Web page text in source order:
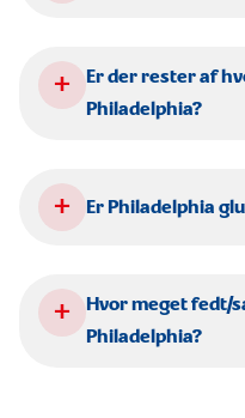
+
Er der rester af
Philadelphia?
+ Er Philadelphia
+
Hvor meget fedt/
Philadelphia?